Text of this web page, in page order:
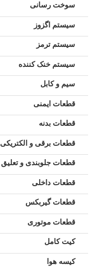
سوخت رسانی
سیستم اگزوز
سیستم ترمز
سیستم خنک کننده
سیم و کابل
قطعات ایمنی
قطعات بدنه
قطعات برقی و الکتریکی
قطعات جلوبندی و تعلیق
قطعات داخلی
قطعات گیربکس
قطعات موتوری
کیت کامل
کیسه هوا